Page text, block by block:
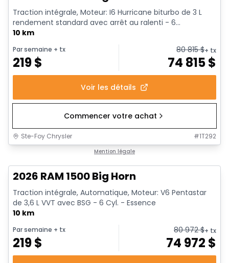
Traction intégrale, Moteur: I6 Hurricane biturbo de 3 L
rendement standard avec arrêt au ralenti - 6...
10 km
Par semaine + tx
219$
80 815$+ tx
74 815$
Voir les détails
Commencer votre achat
Ste-Foy Chrysler #1T292
Mention légale
2026 RAM 1500 Big Horn
Traction intégrale, Automatique, Moteur: V6 Pentastar
de 3,6 L VVT avec BSG - 6 Cyl. - Essence
10 km
Par semaine + tx
219$
80 972$+ tx
74 972 $